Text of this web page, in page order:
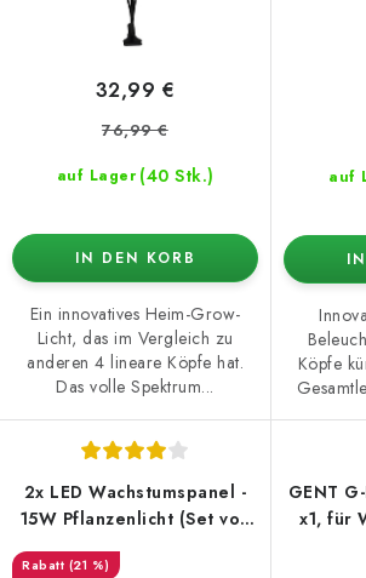
auf Lager (40 Stk.)
32,99 €
76,99 €
IN DEN KORB
Ein innovatives Heim-Grow-
Licht, das im Vergleich zu
anderen 4 lineare Köpfe hat.
Das volle Spektrum...
auf
Köpfe
2x LED Wachstumspanel -
15W Pflanzenlicht (Set von
(21 %)
GENT
x1, für